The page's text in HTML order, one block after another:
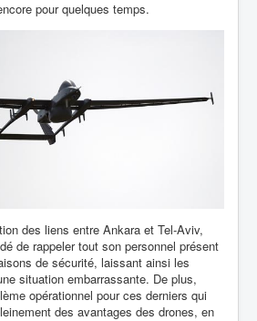
pour quelques temps.
des liens entre Ankara et Tel-Aviv,
de rappeler tout son personnel présent
de sécurité, laissant ainsi les
situation embarrassante. De plus,
opérationnel pour ces derniers qui
des avantages des drones, en